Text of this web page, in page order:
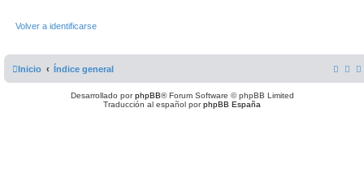
Volver a identificarse
Inicio Índice general
Desarrollado porphpBB® Forum Software © phpBB Limited
Traducción al español porphpBB España